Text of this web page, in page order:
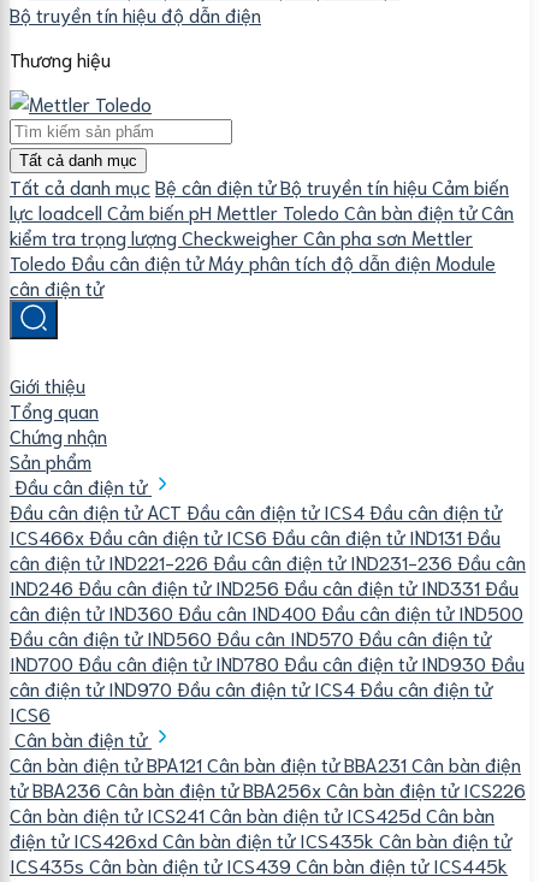
Bộ truyền tín hiệu độ dẫn điện
Thương hiệu
Tất cả danh mục
Tất cả danh mục Bệ cân điện tửBộ truyền tín hiệu Cảm biến
lực loadcell Cảm biến pH Mettler Toledo Cân bàn điện tửCân
kiểm tra trọng lượng CheckweigherCân pha sơn Mettler
Toledo Đầu cân điện tửMáy phân tích độ dẫn điện Module
cân điện tử
Giới thiệu
Tổng quan
Chứng nhận
Sản phẩm
Đầu cân điện tử
Đầu cân điện tử ACT Đầu cân điện tử ICS4Đầu cân điện tử
ICS466xĐầu cân điện tử ICS6 Đầu cân điện tử IND131Đầu
cân điện tử IND221-226 Đầu cân điện tử IND231-236 Đầu cân
IND246 Đầu cân điện tử IND256 Đầu cân điện tử IND331Đầu
cân điện tử IND360 Đầu cân IND400 Đầu cân điện tử IND500
Đầu cân điện tử IND560 Đầu cân IND570 Đầu cân điện tử
IND700 Đầu cân điện tử IND780 Đầu cân điện tử IND930 Đầu
cân điện tử IND970 Đầu cân điện tử ICS4Đầu cân điện tử
ICS6
Cân bàn điện tử
Cân bàn điện tử BPA121Cân bàn điện tử BBA231Cân bàn điện
tử BBA236 Cân bàn điện tử BBA256xCân bàn điện tử ICS226
Cân bàn điện tử ICS241Cân bàn điện tử ICS425d Cân bàn
điện tử ICS426xd Cân bàn điện tử ICS435k Cân bàn điện tử
ICS435s Cân bàn điện tử ICS439 Cân bàn điện tử ICS445k